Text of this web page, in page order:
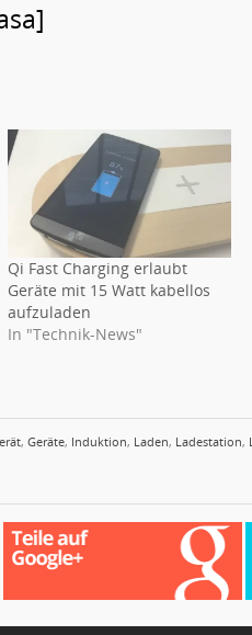
Qi Fast Charging erlaubt
Geräte mit 15 Watt kabellos
aufzuladen
In "Technik-News"
, Geräte, Induktion, Laden, Ladestation,